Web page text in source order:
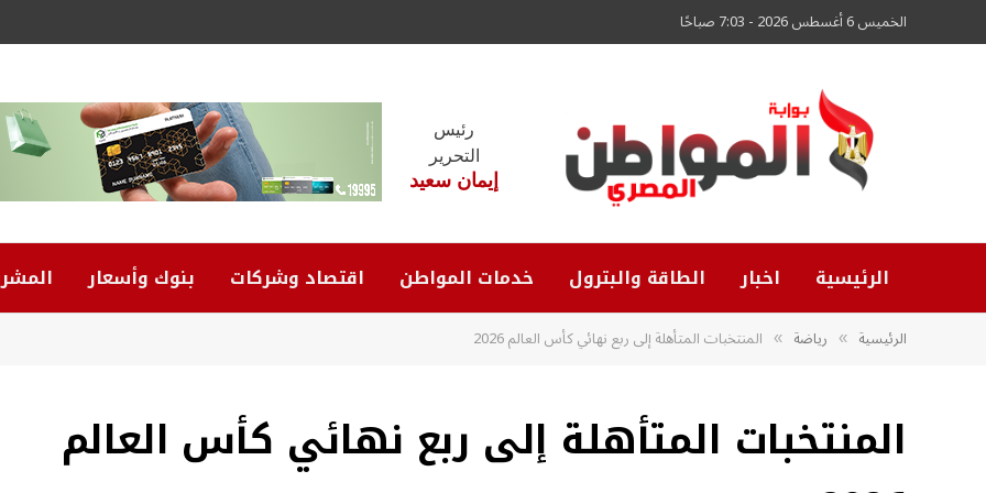
الخميس 6 أغسطس 2026 - 7:03 صباحًا
رئيس
التحرير
إيمان سعيد
الرئيسية اخبار الطاقة والبترول خدمات المواطن اقتصاد وشركات بنوك وأسعار
الرئيسية » رياضة » المنتخبات المتأهلة إلى ربع نهائي كأس العالم 2026
المنتخبات المتأهلة إلى ربع نهائي كأس العالم